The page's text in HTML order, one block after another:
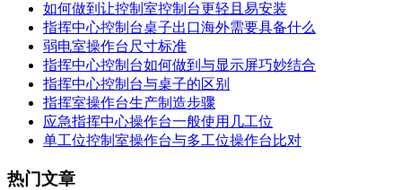
如何做到让控制室控制台更轻且易安装
指挥中心控制台桌子出口海外需要具备什么
弱电室操作台尺寸标准
指挥中心控制台如何做到与显示屏巧妙结合
指挥中心控制台与桌子的区别
指挥室操作台生产制造步骤
应急指挥中心操作台一般使用几工位
单工位控制室操作台与多工位操作台比对
热门文章